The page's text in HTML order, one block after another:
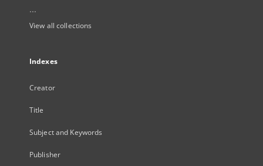
...
View all collections
Indexes
Creator
Title
Subject and Keywords
Publisher